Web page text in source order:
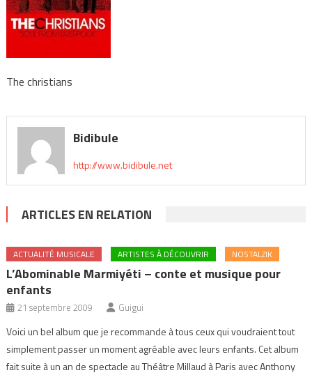
The christians
Bidibule
http://www.bidibule.net
ARTICLES EN RELATION
ACTUALITÉ MUSICALE ARTISTES À DÉCOUVRIR NOSTALZIK
L’Abominable Marmiyéti – conte et musique pour
enfants
21 septembre 2009 Guigui
Voici un bel album que je recommande à tous ceux qui voudraient tout
simplement passer un moment agréable avec leurs enfants. Cet album
fait suite à un an de spectacle au Théâtre Millaud à Paris avec Anthony